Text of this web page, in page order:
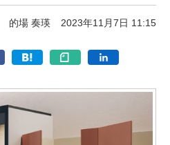
的場 奏瑛 2023年11月7日 11:15